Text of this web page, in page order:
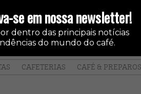
se em nossa newsletter!
dentro das principais notícias
do mundo do café.
CAFETERIAS CAFÉ & PREPAROS